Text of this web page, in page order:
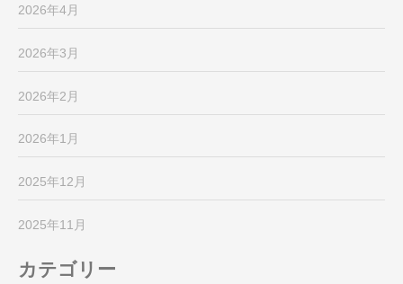
2026年4月
2026年3月
2026年2月
2026年1月
2025年12月
2025年11月
カテゴリー